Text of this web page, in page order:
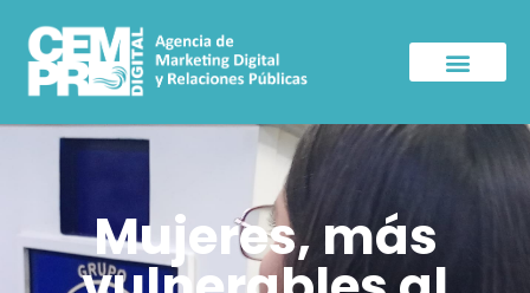
Mujeres, más